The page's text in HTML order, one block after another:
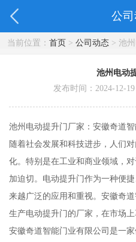
公
当前位置： 首页> 公司动态> 池州
池州电动
发布时间：2024-
池州电动提升门厂家：安徽奇道
随着社会发展和科技进步，人们
化。特别是在工业和商业领域，
加迫切。电动提升门作为一种便
来越广泛的应用和重视。安徽奇
生产电动提升门的厂家，在市场上
安徽奇道智能门业有限公司是一